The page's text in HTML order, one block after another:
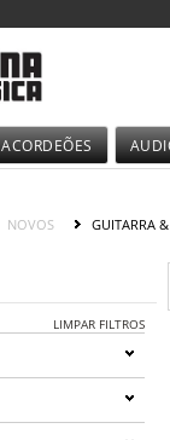
ACORDEÕES
NOVOS GUITARRA
LIMPAR FILTROS